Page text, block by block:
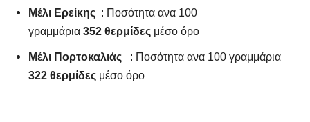
Μέλι Ερείκης : Ποσότητα ανα 100
γραμμάρια 352 θερμίδες μέσο όρο
Μέλι Πορτοκαλιάς : Ποσότητα ανα 100 γραμμάρια
322 θερμίδες μέσο όρο